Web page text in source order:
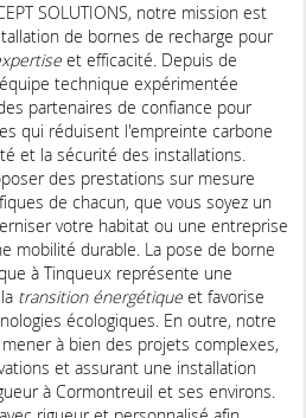
SOLUTIONS, notre mission est
de bornes de recharge pour
et efficacité. Depuis de
technique expérimentée
partenaires de confiance pour
qui réduisent l'empreinte carbone
et la sécurité des installations.
des prestations sur mesure
de chacun, que vous soyez un
votre habitat ou une entreprise
mobilité durable. La pose de borne
à Tinqueux représente une
transition énergétique et favorise
écologiques. En outre, notre
à bien des projets complexes,
et assurant une installation
à Cormontreuil et ses environs.